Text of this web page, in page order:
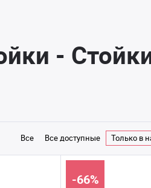
-
Все Все доступные Только в
-66%